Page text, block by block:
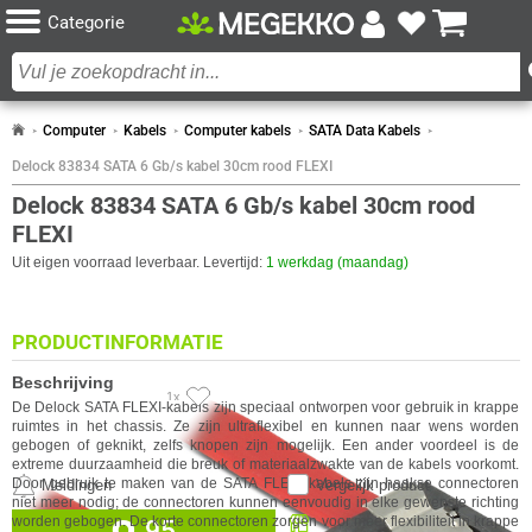
Categorie
Computer Kabels Computer kabels SATA Data Kabels
Delock 83834 SATA 6 Gb/s kabel 30cm rood FLEXI
Delock 83834 SATA 6 Gb/s kabel 30cm rood
FLEXI
Uit eigen voorraad leverbaar. Levertijd: 1 werkdag (maandag)
1x
Beschikbaar in onze
Vergelijk product
Meldingen
PRODUCTINFORMATIE
Beschrijving
De Delock SATA FLEXI-kabels zijn speciaal ontworpen voor gebruik in krappe
ruimtes in het chassis. Ze zijn ultraflexibel en kunnen naar wens worden
gebogen of geknikt, zelfs knopen zijn mogelijk. Een ander voordeel is de
extreme duurzaamheid die breuk of materiaalzwakte van de kabels voorkomt.
Door gebruik te maken van de SATA FLEXI kabels zijn haakse connectoren
niet meer nodig; de connectoren kunnen eenvoudig in elke gewenste richting
worden gebogen. De korte connectoren zorgen voor meer flexibiliteit in krappe